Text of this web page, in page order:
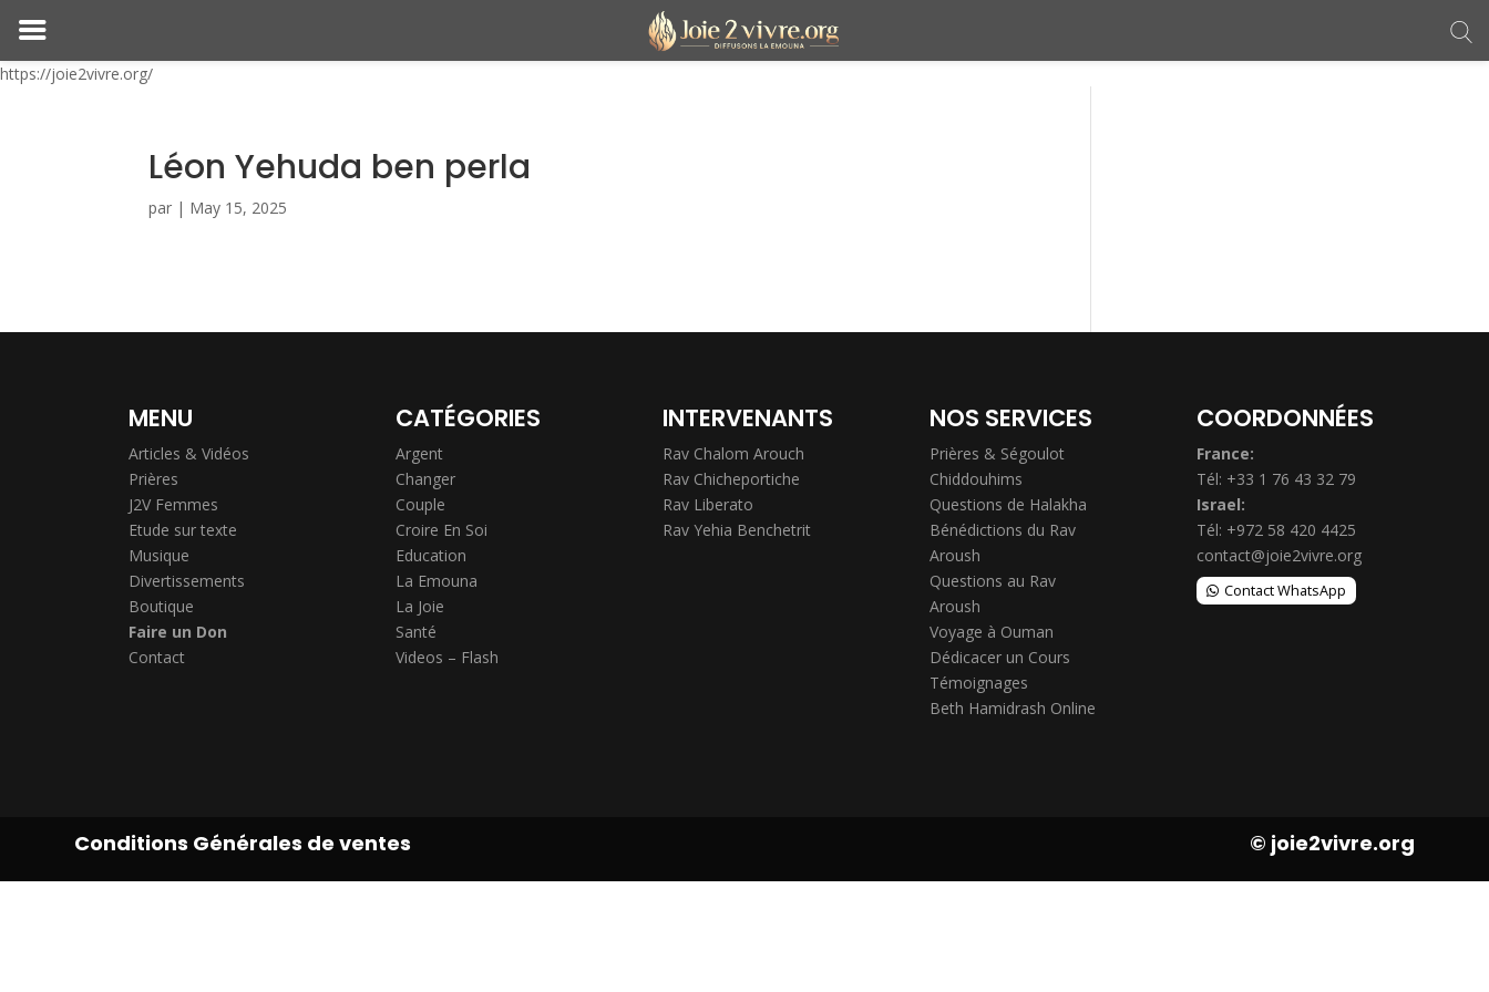
https://joie2vivre.org/
Léon Yehuda ben perla
par | May 15, 2025
MENU
Articles & Vidéos
Prières
J2V Femmes
Etude sur texte
Musique
Divertissements
Boutique
Faire un Don
Contact
CATÉGORIES
Argent
Changer
Couple
Croire En Soi
Education
La Emouna
La Joie
Santé
Videos – Flash
INTERVENANTS
Rav Chalom Arouch
Rav Chicheportiche
Rav Liberato
Rav Yehia Benchetrit
NOS SERVICES
Prières & Ségoulot
Chiddouhims
Questions de Halakha
Bénédictions du Rav
Aroush
Questions au Rav
Aroush
Voyage à Ouman
Dédicacer un Cours
Témoignages
Beth Hamidrash Online
COORDONNÉES
France:
Tél: +33 1 76 43 32 79
Israel:
Tél: +972 58 420 4425
contact@joie2vivre.org
Contact WhatsApp
Conditions Générales de ventes © joie2vivre.org